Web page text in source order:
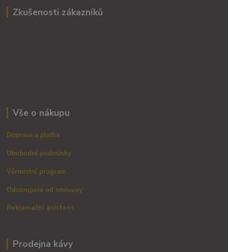
Zkušenosti zákazníků
Vše o nákupu
Doprava a platba
Obchodní podmínky
Věrnostní program
Odstoupení od smlouvy
Reklamační asistent
Prodejna kávy